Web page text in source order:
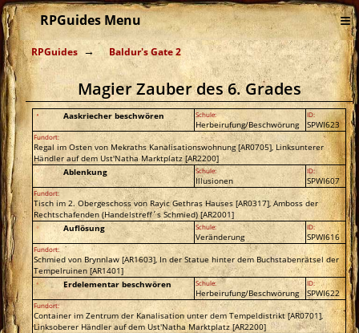
RPGuides Menu ≡
RPGuides Baldur's Gate 2
Magier Zauber des 6. Grades
Aaskriecher beschwören Schule:
Herbeirufung/Beschwörung
ID:
SPWI623
Fundort:
Regal im Osten von Mekraths Kanalisationswohnung [AR0705], Linksunterer
Händler auf dem Ust'Natha Marktplatz [AR2200]
Ablenkung
Schule:
Illusionen
ID:
SPWI607
Fundort:
Tisch im 2. Obergeschoss von Rayic Gethras Hauses [AR0317], Amboss der
Rechtschafenden (Handelstreff´s Schmied) [AR2001]
Auflösung
Schule:
Veränderung
ID:
SPWI616
Fundort:
Schmied von Brynnlaw [AR1603], In der Statue hinter dem Buchstabenrätsel der
Tempelruinen [AR1401]
Erdelementar beschwören
Schule:
Herbeirufung/Beschwörung
ID:
SPWI622
Fundort:
Container im Zentrum der Kanalisation unter dem Tempeldistrikt [AR0701],
Linksoberer Händler auf dem Ust'Natha Marktplatz [AR2200]